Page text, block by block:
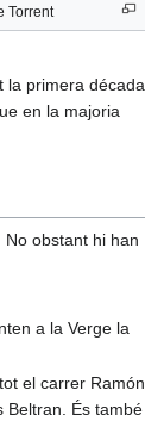
Torrent
la primera década
en la majoria
obstant hi han
a la Verge la
el carrer Ramón
Beltran. És també